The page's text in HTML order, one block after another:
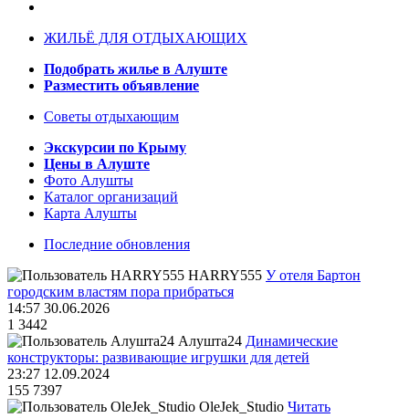
ЖИЛЬЁ ДЛЯ ОТДЫХАЮЩИХ
Подобрать жилье в Алуште
Разместить объявление
Советы отдыхающим
Экскурсии по Крыму
Цены в Алуште
Фото Алушты
Каталог организаций
Карта Алушты
Последние обновления
HARRY555 У отеля Бартон
городским властям пора прибраться
14:57 30.06.2026
1 3442
Алушта24 Динамические
конструкторы: развивающие игрушки для детей
23:27 12.09.2024
155 7397
OleJek_Studio Читать